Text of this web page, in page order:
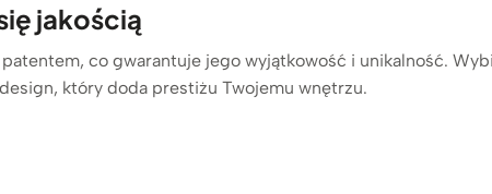
jakością
co gwarantuje jego wyjątkowość i unikalność.
który doda prestiżu Twojemu wnętrzu.